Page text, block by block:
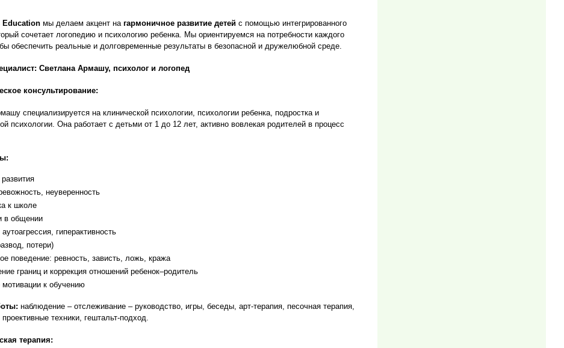
Education мы делаем акцент на гармоничное развитие детей с помощью интегрированного
сочетает логопедию и психологию ребенка. Мы ориентируемся на потребности каждого
обеспечить реальные и долговременные результаты в безопасной и дружелюбной среде.
Светлана Армашу, психолог и логопед
консультирование:
специализируется на клинической психологии, психологии ребенка, подростка и
психологии. Она работает с детьми от 1 до 12 лет, активно вовлекая родителей в процесс
неуверенность
к школе
в общении
гиперактивность
потери)
поведение: ревность, зависть, ложь, кража
границ и коррекция отношений ребенок–родитель
к обучению
наблюдение – отслеживание – руководство, игры, беседы, арт-терапия, песочная терапия,
техники, гештальт-подход.
терапия: